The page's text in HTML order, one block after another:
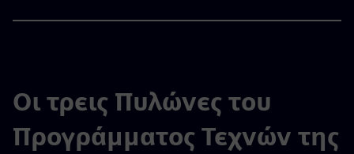
Οι τρεις Πυλώνες του
Προγράμματος Τεχνών της